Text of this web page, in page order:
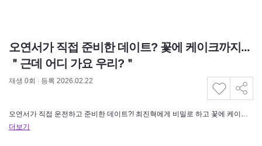
오연서가 직접 준비한 데이트? 꽃에 케이크까지...
＂근데 어디 가요 우리?＂
재생 0회 등록 2026.02.22
오연서가 직접 운전하고 준비한 데이트?! 최진혁에게 비밀로 하고 꽃에 케이크까지 준비? #아기가생겼어요 #오연서 #최진혁 #…
더보기